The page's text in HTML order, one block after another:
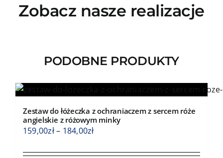
Zobacz nasze realizacje
PODOBNE PRODUKTY
Zestaw do łóżeczka z ochraniaczem z sercem róże
angielskie z różowym minky
159,00zł– 184,00złZakres